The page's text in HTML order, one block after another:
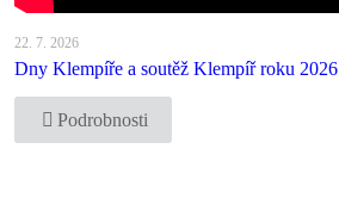
22. 7. 2026
Dny Klempíře a soutěž Klempíř roku 2026
Podrobnosti